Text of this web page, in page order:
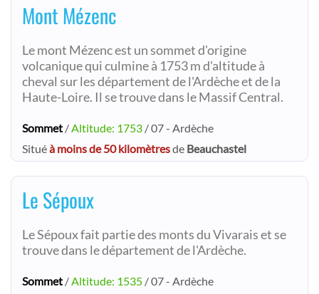
Mont Mézenc
Le mont Mézenc est un sommet d'origine
volcanique qui culmine à 1753 m d'altitude à
cheval sur les département de l'Ardèche et de la
Haute-Loire. Il se trouve dans le Massif Central.
Sommet /Altitude: 1753 / 07 - Ardèche
Situéà moins de 50 kilomètresde Beauchastel
Le Sépoux
Le Sépoux fait partie des monts du Vivarais et se
trouve dans le département de l'Ardèche.
Sommet /Altitude: 1535 / 07 - Ardèche